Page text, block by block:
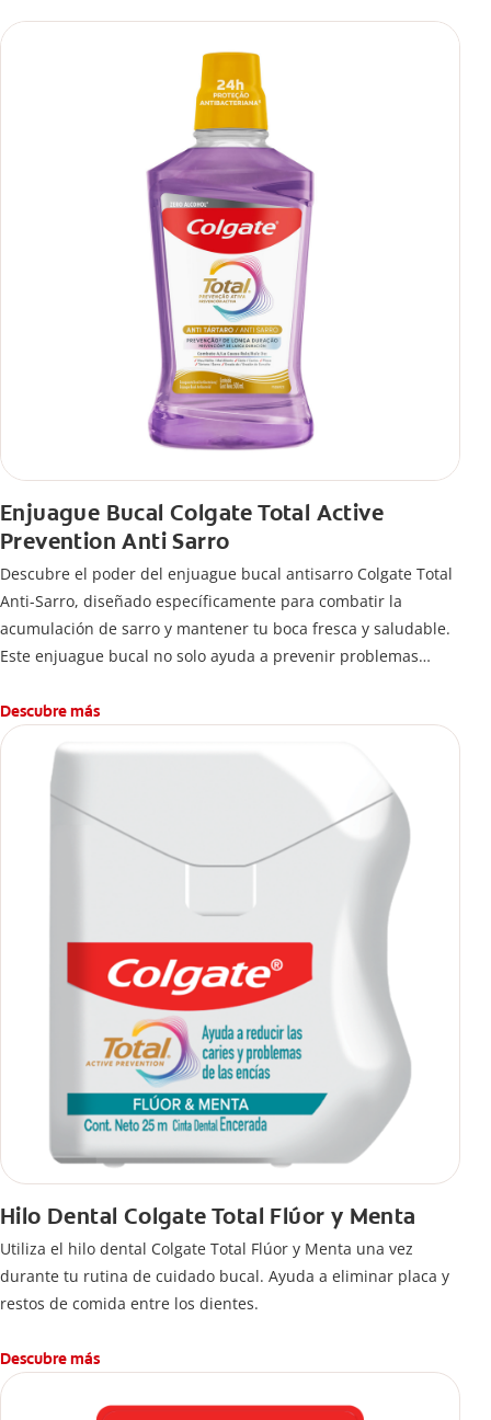
Enjuague Bucal Colgate Total Active
Prevention Anti Sarro
Descubre el poder del enjuague bucal antisarro Colgate Total
Anti-Sarro, diseñado específicamente para combatir la
acumulación de sarro y mantener tu boca fresca y saludable.
Este enjuague bucal no solo ayuda a prevenir problemas
Descubre más
Hilo Dental Colgate Total Flúor y Menta
Utiliza el hilo dental Colgate Total Flúor y Menta una vez
durante tu rutina de cuidado bucal. Ayuda a eliminar placa y
restos de comida entre los dientes.
Descubre más